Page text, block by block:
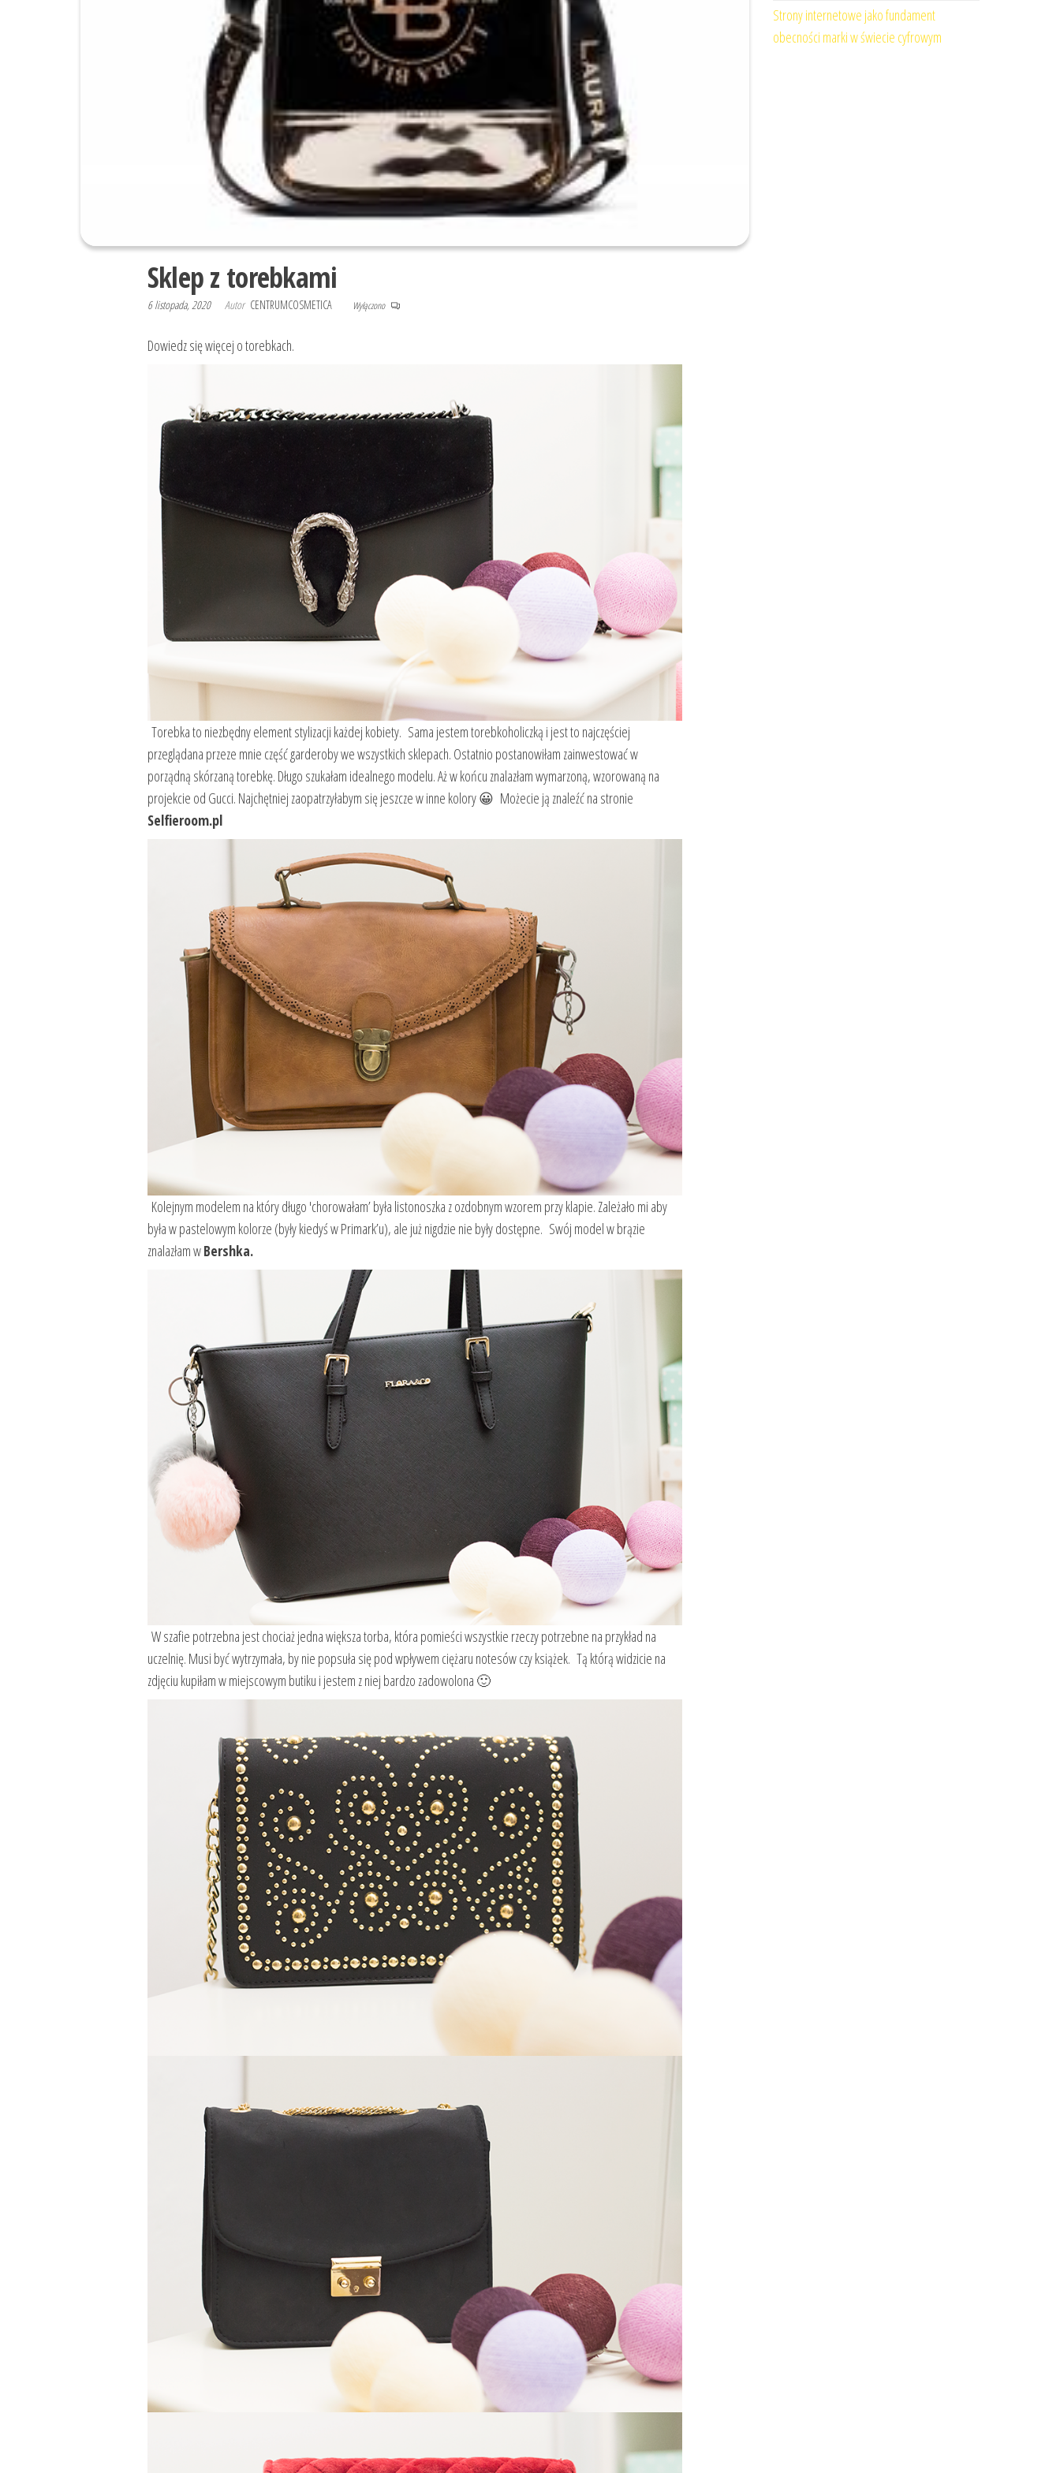
Sklep z torebkami
6 listopada, 2020 Autor CENTRUMCOSMETICA Wyłączono
Dowiedz się więcej o torebkach.
Torebka to niezbędny element stylizacji każdej kobiety. Sama jestem torebkoholiczką i jest to najczęściej
przeglądana przeze mnie część garderoby we wszystkich sklepach. Ostatnio postanowiłam zainwestować w
porządną skórzaną torebkę. Długo szukałam idealnego modelu. Aż w końcu znalazłam wymarzoną, wzorowaną na
projekcie od Gucci. Najchętniej zaopatrzyłabym się jeszcze w inne kolory 😀 Możecie ją znaleźć na stronie
Selfieroom.pl
Kolejnym modelem na który długo 'chorowałam’ była listonoszka z ozdobnym wzorem przy klapie. Zależało mi aby
była w pastelowym kolorze (były kiedyś w Primark’u), ale już nigdzie nie były dostępne. Swój model w brązie
znalazłam wBershka.
W szafie potrzebna jest chociaż jedna większa torba, która pomieści wszystkie rzeczy potrzebne na przykład na
uczelnię. Musi być wytrzymała, by nie popsuła się pod wpływem ciężaru notesów czy książek. Tą którą widzicie na
zdjęciu kupiłam w miejscowym butiku i jestem z niej bardzo zadowolona 🙂
Strony internetowe jako fundament
obecności marki w świecie cyfrowym